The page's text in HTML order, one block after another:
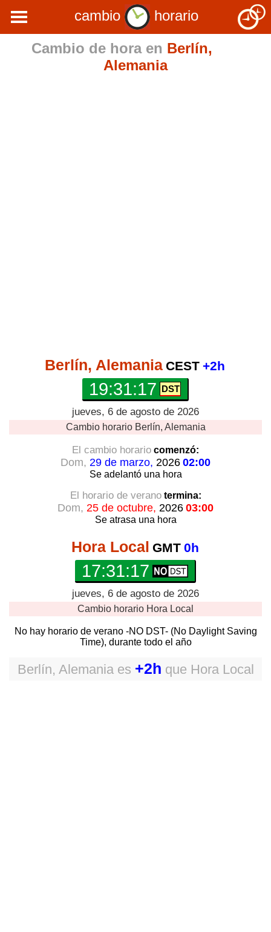
cambio
horario
Cambio de hora en Berlín,
Alemania
Berlín, Alemania CEST +2h
19:31:18
jueves, 6 de agosto de 2026
Cambio horario Berlín, Alemania
El cambio horario comenzó:
Dom, 29 de marzo, 2026 02:00
Se adelantó una hora
El horario de veranotermina:
Dom, 25 de octubre, 2026 03:00
Se atrasa una hora
Hora Local GMT 0h
17:31:18
jueves, 6 de agosto de 2026
Cambio horario Hora Local
No hay horario de verano -NO DST- (No Daylight Saving
Time), durante todo el año
Berlín, Alemaniaes +2h que Hora Local